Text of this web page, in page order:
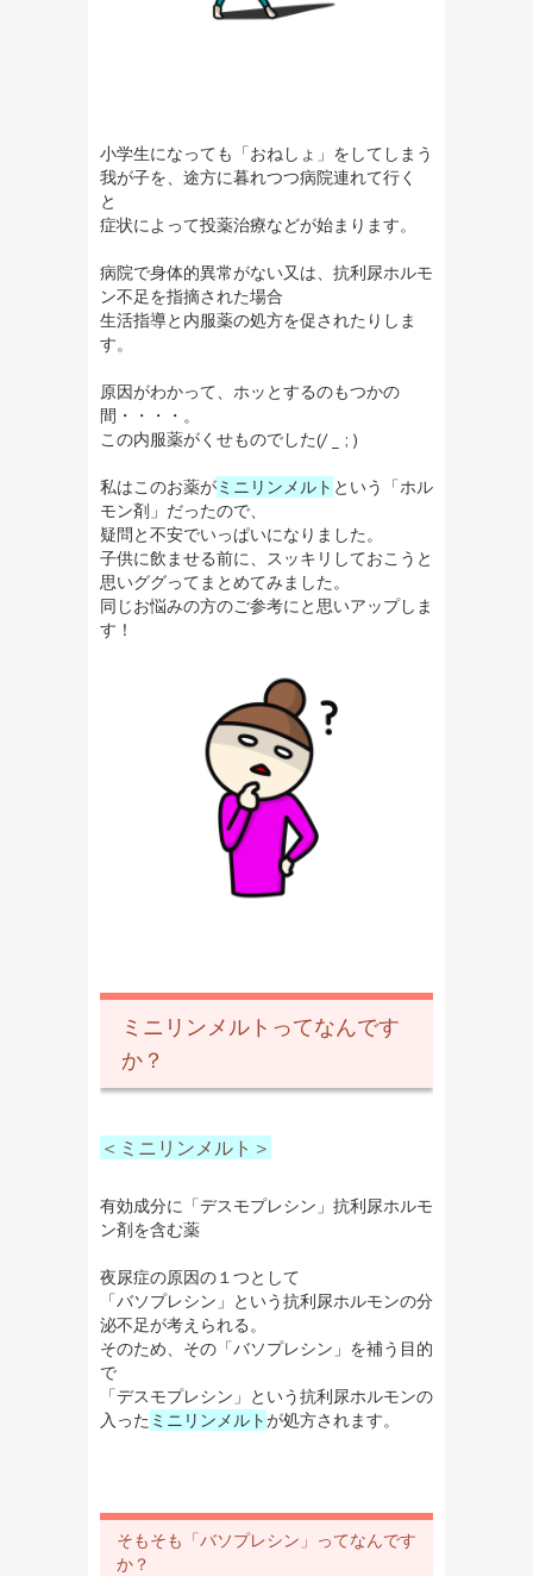
小学生になっても「おねしょ」をしてしまう
我が子を、途方に暮れつつ病院連れて行く
と
症状によって投薬治療などが始まります。
病院で身体的異常がない又は、抗利尿ホルモ
ン不足を指摘された場合
生活指導と内服薬の処方を促されたりしま
す。
原因がわかって、ホッとするのもつかの
間・・・・。
この内服薬がくせものでした(/ _ ; )
私はこのお薬がミニリンメルト という「ホル
モン剤」だったので、
疑問と不安でいっぱいになりました。
子供に飲ませる前に、スッキリしておこうと
思いググってまとめてみました。
同じお悩みの方のご参考にと思いアップしま
す！
ミニリンメルトってなんです
か？
＜ミニリンメルト＞
有効成分に「デスモプレシン」抗利尿ホルモ
ン剤を含む薬
夜尿症の原因の１つとして
「バソプレシン」という抗利尿ホルモンの分
泌不足が考えられる。
そのため、その「バソプレシン」を補う目的
で
「デスモプレシン」という抗利尿ホルモンの
入った ミニリンメルトが処方されます。
そもそも「バソプレシン」ってなんです
か？